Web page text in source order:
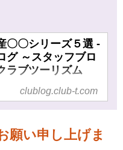
〇〇シリーズ５選 -
グ ～スタッフブロ
ラブツーリズム
〇〇シリーズ５選 の記
間が広がる、旅が深
内ツアー、海外ツア
ましょう。北海道、
clublog.club-t.com
願い申し上げま